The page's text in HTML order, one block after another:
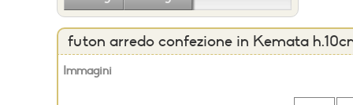
futon arredo confezione in Kemata
Immagini